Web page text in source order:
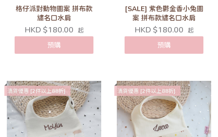
格仔派對動物圖案 拼布款
繡名口水肩
HKD $180.00 起
預購
[SALE] 紫色鬱金香小兔圖
案 拼布款繡名口水肩
HKD $180.00 起
預購
清貨優惠 [2件以上88折] 清貨優惠 [2件以上88折]